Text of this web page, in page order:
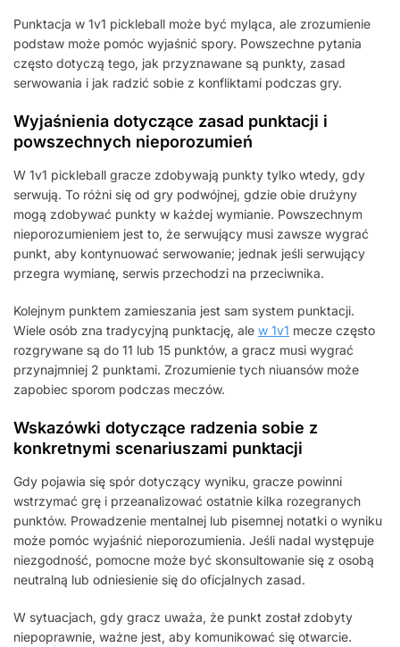
Punktacja w 1v1 pickleball może być myląca, ale zrozumienie
podstaw może pomóc wyjaśnić spory. Powszechne pytania
często dotyczą tego, jak przyznawane są punkty, zasad
serwowania i jak radzić sobie z konfliktami podczas gry.
Wyjaśnienia dotyczące zasad punktacji i
powszechnych nieporozumień
W 1v1 pickleball gracze zdobywają punkty tylko wtedy, gdy
serwują. To różni się od gry podwójnej, gdzie obie drużyny
mogą zdobywać punkty w każdej wymianie. Powszechnym
nieporozumieniem jest to, że serwujący musi zawsze wygrać
punkt, aby kontynuować serwowanie; jednak jeśli serwujący
przegra wymianę, serwis przechodzi na przeciwnika.
Kolejnym punktem zamieszania jest sam system punktacji.
Wiele osób zna tradycyjną punktację, ale w 1v1 mecze często
rozgrywane są do 11 lub 15 punktów, a gracz musi wygrać
przynajmniej 2 punktami. Zrozumienie tych niuansów może
zapobiec sporom podczas meczów.
Wskazówki dotyczące radzenia sobie z
konkretnymi scenariuszami punktacji
Gdy pojawia się spór dotyczący wyniku, gracze powinni
wstrzymać grę i przeanalizować ostatnie kilka rozegranych
punktów. Prowadzenie mentalnej lub pisemnej notatki o wyniku
może pomóc wyjaśnić nieporozumienia. Jeśli nadal występuje
niezgodność, pomocne może być skonsultowanie się z osobą
neutralną lub odniesienie się do oficjalnych zasad.
W sytuacjach, gdy gracz uważa, że punkt został zdobyty
niepoprawnie, ważne jest, aby komunikować się otwarcie.